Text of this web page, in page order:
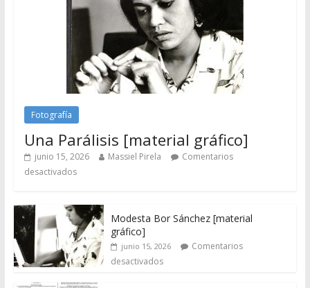
Fotografía
Una Parálisis [material gráfico]
junio 15, 2026 Massiel Pirela
Comentarios
desactivados
Modesta Bor Sánchez [material
gráfico]
junio 15, 2026
Comentarios
desactivados